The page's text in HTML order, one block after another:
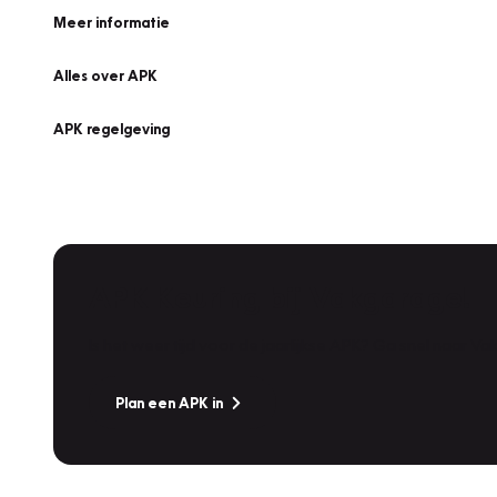
Meer informatie
Alles over APK
APK regelgeving
Plan een APK in